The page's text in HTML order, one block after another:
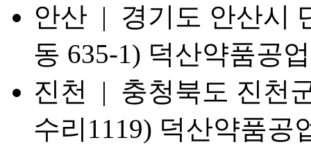
안산 | 경기도 안산시
동 635-1) 덕산약품공
진천 | 충청북도 진천
수리1119) 덕산약품공